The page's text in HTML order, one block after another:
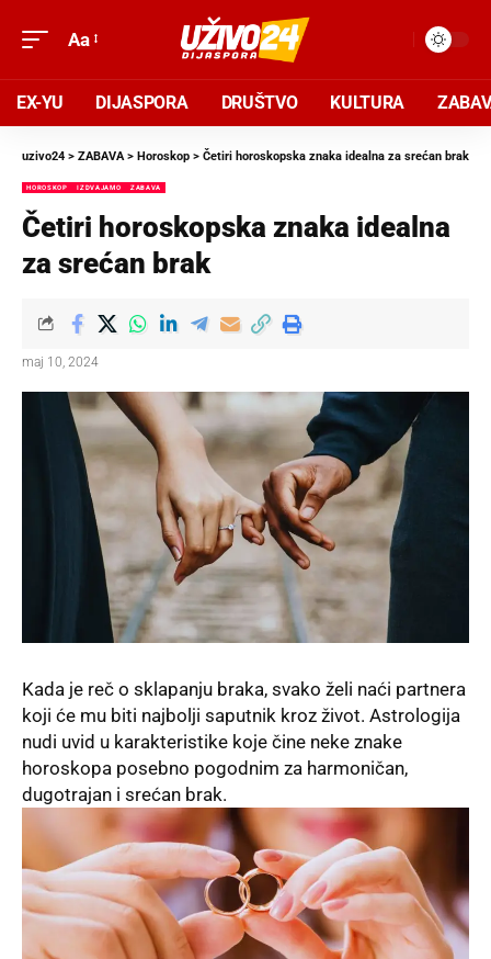
Aa
EX-YU DIJASPORA DRUŠTVO KULTURA
uzivo24 > ZABAVA> Horoskop > Četiri horoskopska znaka idealna za srećan brak
HOROSKOP IZDVAJAMO ZABAVA
Četiri horoskopska znaka idealna
za srećan brak
maj 10, 2024
Kada je reč o sklapanju braka, svako želi naći partnera
koji će mu biti najbolji saputnik kroz život. Astrologija
nudi uvid u karakteristike koje čine neke znake
horoskopa posebno pogodnim za harmoničan,
dugotrajan i srećan brak.